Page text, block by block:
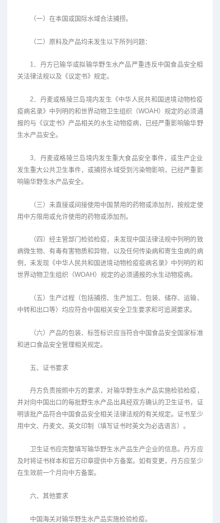
（一）在本国或国际水域合法捕捞。
（二）原料及产品均未发生以下所列问题：
1．丹方已输华或拟输华野生水产品严重违反中国食品安全相
关法律法规以及《议定书》规定。
2．丹麦或格陵兰岛境内发生《中华人民共和国进境动物检疫
疫病名录》中列明的和世界动物卫生组织（WOAH）规定的必须通
报的与《议定书》产品相关的水生动物疫病，已经严重影响输华野
生水产品安全。
3．丹麦或格陵兰岛境内发生重大食品安全事件，或生产企业
发生重大公共卫生事件，或捕捞水域受到污染物影响，已经严重影
响输华野生水产品安全。
（三）未直接或间接使用中国禁用的药物或添加剂，按规定使
用中方限用或允许使用的药物或添加剂。
（四）经主管部门检验检疫，未发现中国法律法规中列明的致
病微生物、有毒有害物质和异物，以及任何传染病和寄生虫病的病
例，未发现《中华人民共和国进境动物检疫疫病名录》中列明的和
世界动物卫生组织（WOAH）规定的必须通报的水生动物疫病。
（五）生产过程（包括捕捞、生产加工、包装、储存、运输、
中转和出口等）均应符合中国相关安全卫生要求和可追溯要求。
（六）产品的包装、标签标识应当符合中国食品安全国家标准
和进口食品安全管理相关规定。
五、证书要求
丹方负责按照中方的要求，对输华野生水产品实施检验检疫，
并对向中国出口的每批野生水产品出具经双方确认的卫生证书，证
明该批产品符合中国食品安全相关法律法规的有关规定。证书至少
用中文、丹麦文、英文印制（填写证书时英文为必选语言）。
卫生证书应完整填写输华野生水产品生产企业的信息。丹方应
及时将证书样本和官方印章提供中方备案。如有变更，丹方应至少
在生效前一个月向中方备案。
六、其他要求
中国海关对输华野生水产品实施检验检疫。